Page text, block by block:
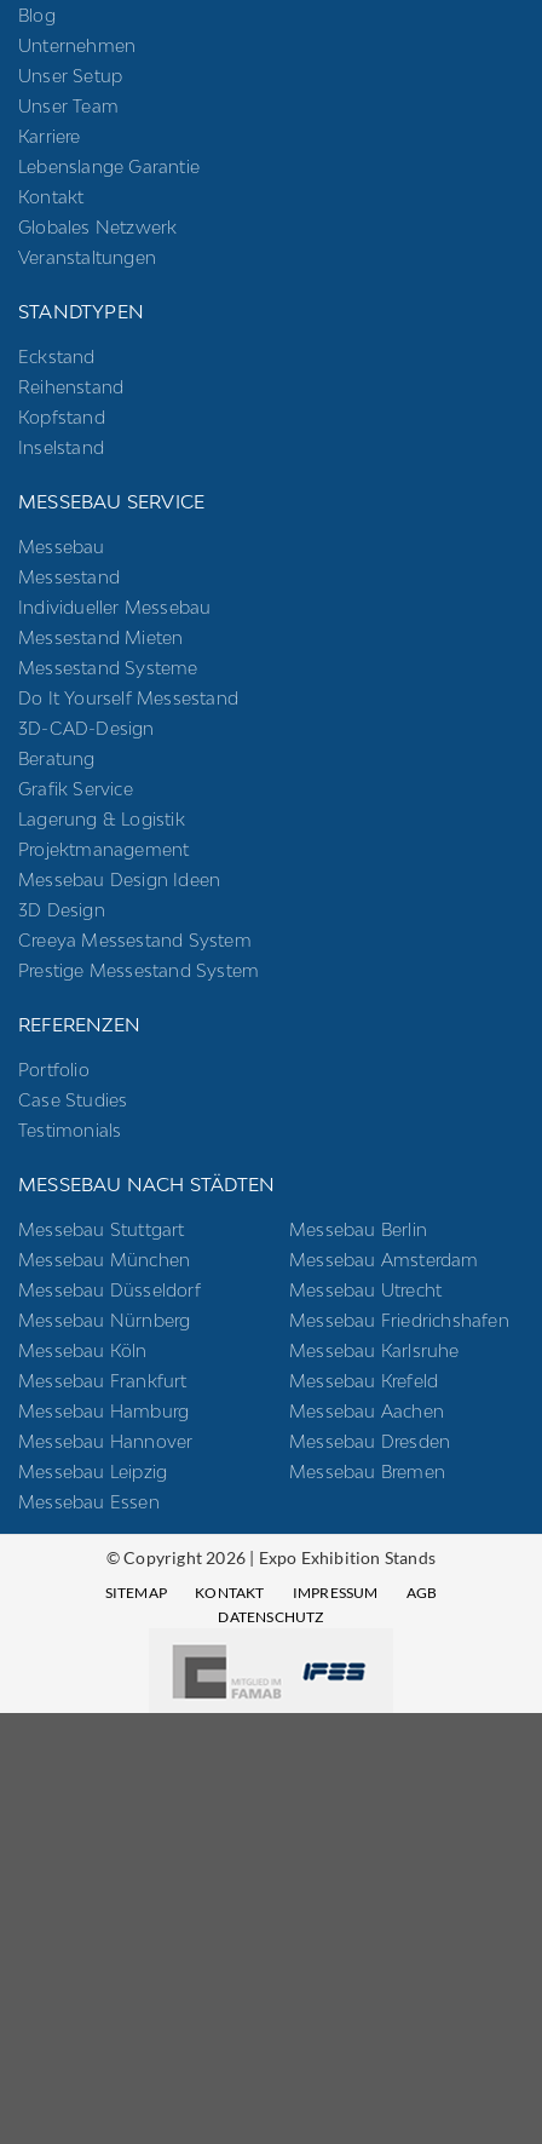
Blog
Unternehmen
Unser Setup
Unser Team
Karriere
Lebenslange Garantie
Kontakt
Globales Netzwerk
Veranstaltungen
STANDTYPEN
Eckstand
Reihenstand
Kopfstand
Inselstand
MESSEBAU SERVICE
Messebau
Messestand
Individueller Messebau
Messestand Mieten
Messestand Systeme
Do It Yourself Messestand
3D-CAD-Design
Beratung
Grafik Service
Lagerung & Logistik
Projektmanagement
Messebau Design Ideen
3D Design
Creeya Messestand System
Prestige Messestand System
REFERENZEN
Portfolio
Case Studies
Testimonials
MESSEBAU NACH STÄDTEN
Messebau Stuttgart
Messebau München
Messebau Düsseldorf
Messebau Nürnberg
Messebau Köln
Messebau Frankfurt
Messebau Hamburg
Messebau Hannover
Messebau Leipzig
Messebau Essen
Messebau Berlin
Messebau Amsterdam
Messebau Utrecht
Messebau Friedrichshafen
Messebau Karlsruhe
Messebau Krefeld
Messebau Aachen
Messebau Dresden
Messebau Bremen
© Copyright 2026 | Expo Exhibition Stands
SITEMAP KONTAKT IMPRESSUM
AGB
DATENSCHUTZ